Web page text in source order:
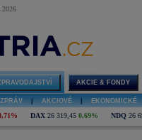
AKCIE & FONDY
AKCIOVÉ EKONOMICKÉ
DAX 26 319,45 0,69% NDQ 26